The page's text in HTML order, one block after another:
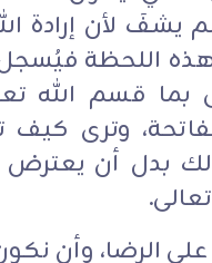
يشفَ لأن إرادة
اللحظة
بما قسم الله
وترى كيف
بدل أن
الرضا، وأن